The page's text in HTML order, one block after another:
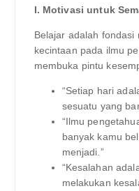
I. Motivasi untuk
Belajar adalah
kecintaan pada ilmu
membuka pintu
“Setiap hari
sesuatu yang
“Ilmu
banyak kamu
menjadi.”
“Kesalahan
melakukan